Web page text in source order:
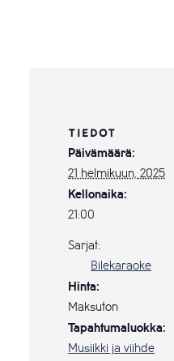
TIEDOT
Päivämäärä:
21 helmikuun, 2025
Kellonaika:
21:00
Sarjat:
Bilekaraoke
Hinta:
Maksuton
Tapahtumaluokka:
Musiikki ja viihde